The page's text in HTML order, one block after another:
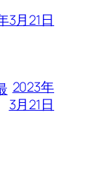
3月21日
2023年
3月21日